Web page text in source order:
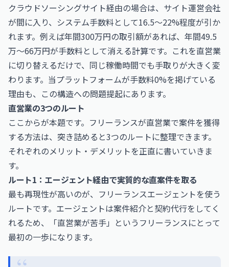
クラウドソーシングサイト経由の場合は、サイト運営会社
が間に入り、システム手数料として16.5〜22%程度が引か
れます。例えば年間300万円の取引額があれば、年間49.5
万〜66万円が手数料として消える計算です。これを直営業
に切り替えるだけで、同じ稼働時間でも手取りが大きく変
わります。当プラットフォームが手数料0%を掲げている
理由も、この構造への問題提起にあります。
直営業の3つのルート
ここからが本題です。フリーランスが直営業で案件を獲得
する方法は、突き詰めると3つのルートに整理できます。
それぞれのメリット・デメリットを正直に書いていきま
す。
ルート1：エージェント経由で実質的な直案件を取る
最も再現性が高いのが、フリーランスエージェントを使う
ルートです。エージェントは案件紹介と契約代行をしてく
れるため、「直営業が苦手」というフリーランスにとって
最初の一歩になります。